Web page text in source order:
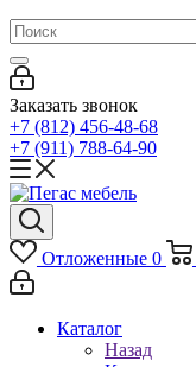
Заказать звонок
+7 (812) 456-48-68
+7 (911) 788-64-90
Отложенные 0
Каталог
Назад